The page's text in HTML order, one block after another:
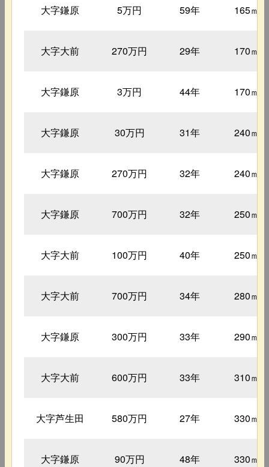
大字鎌原 5万円 59年 165㎡
大字大前 270万円 29年 170㎡
大字鎌原 3万円 44年 170㎡
大字鎌原 30万円 31年 240㎡
大字鎌原 270万円 32年 240㎡
大字鎌原 700万円 32年 250㎡
大字大前 100万円 40年 250㎡
大字大前 700万円 34年 280㎡
大字鎌原 300万円 33年 290㎡
大字大前 600万円 33年 310㎡
大字芦生田 580万円 27年 330㎡
大字鎌原 90万円 48年 330㎡